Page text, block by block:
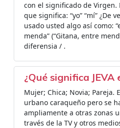
con el significado de
que significa: “yo” “mí” ¿De
usado usted algo así como:
menda” (“Gitana, entre
diferensia / .
¿Qué significa JEVA
Mujer; Chica; Novia; Pareja.
urbano caraqueño pero se
ampliamente a otras zonas
través de la TV y otros